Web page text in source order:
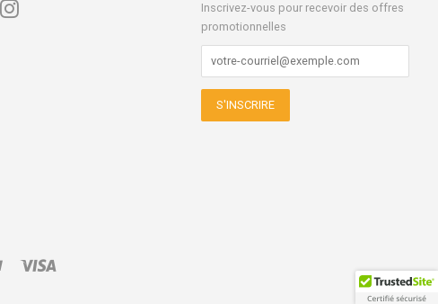
Inscrivez-vous pour recevoir des offres
promotionnelles
Paypal